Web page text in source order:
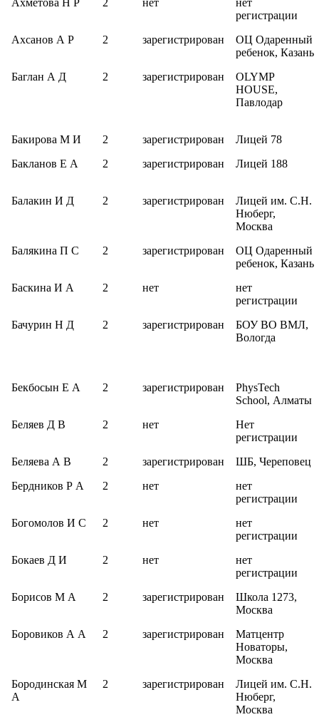
Ахметова Н Р
2 нет
нет
регистрации
Ахсанов А Р
2 зарегистрирован
ОЦ Одаренный
ребенок, Казань
Баглан А Д
2 зарегистрирован
OLYMP
HOUSE,
Павлодар
Бакирова М И 2 зарегистрирован
Лицей 78
Бакланов Е А
2 зарегистрирован Лицей 188
Балакин И Д 2 зарегистрирован
Лицей им. С.Н.
Нюберг,
Москва
Балякина П С
2 зарегистрирован
ОЦ Одаренный
ребенок, Казань
Баскина И А
2 нет
нет
регистрации
Бачурин Н Д
2 зарегистрирован
БОУ ВО ВМЛ,
Вологда
Бекбосын Е А 2 зарегистрирован
PhysTech
School, Алматы
Беляев Д В
2 нет
Нет
регистрации
Беляева А В
2 зарегистрирован
ШБ, Череповец
Бердников Р А
2 нет
нет
регистрации
Богомолов И С
2 нет
нет
регистрации
Бокаев Д И
2 нет
нет
регистрации
Борисов М А
2 зарегистрирован
Школа 1273,
Москва
Боровиков А А
2 зарегистрирован
Матцентр
Новаторы,
Москва
Бородинская М
А
2 зарегистрирован
Лицей им. С.Н.
Нюберг,
Москва